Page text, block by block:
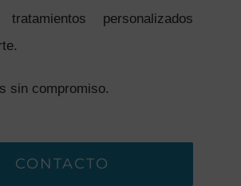
tratamientos personalizados
sin compromiso.
CONTACTO